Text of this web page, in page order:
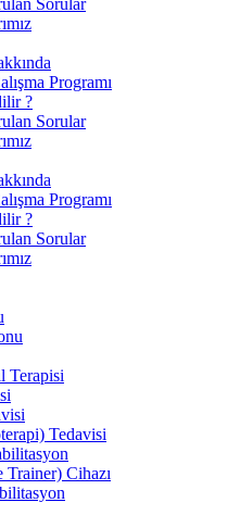
Programı
?
Sorular
Programı
?
Sorular
Terapisi
Tedavisi
Trainer) Cihazı